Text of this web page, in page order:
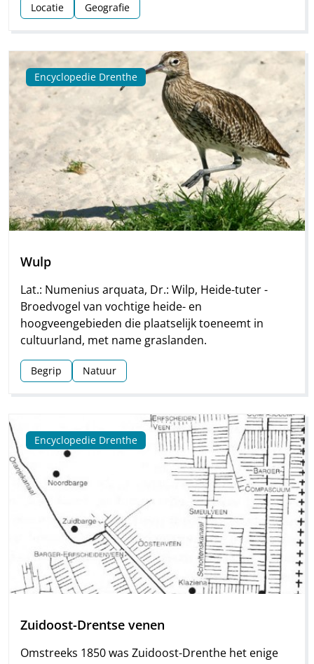
Locatie Geografie
Encyclopedie Drenthe
Wulp
Lat.: Numenius arquata, Dr.: Wilp, Heide-tuter -
Broedvogel van vochtige heide- en
hoogveengebieden die plaatselijk toeneemt in
cultuurland, met name graslanden.
Begrip Natuur
Encyclopedie Drenthe
Zuidoost-Drentse venen
Omstreeks 1850 was Zuidoost-Drenthe het enige